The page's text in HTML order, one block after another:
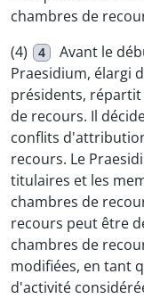
chambres de
(4)
4
Avant le
Praesidium, élargi
présidents,
de recours. Il
conflits
recours. Le
titulaires et les
chambres de
recours peut être
chambres de
modifiées, en tant
d'activité